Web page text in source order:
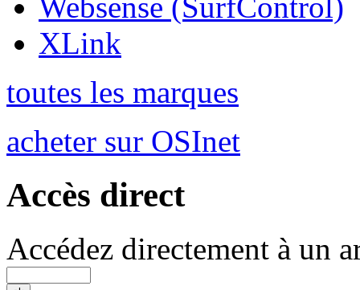
Websense (SurfControl)
XLink
toutes les marques
acheter sur OSInet
Accès direct
Accédez directement à un